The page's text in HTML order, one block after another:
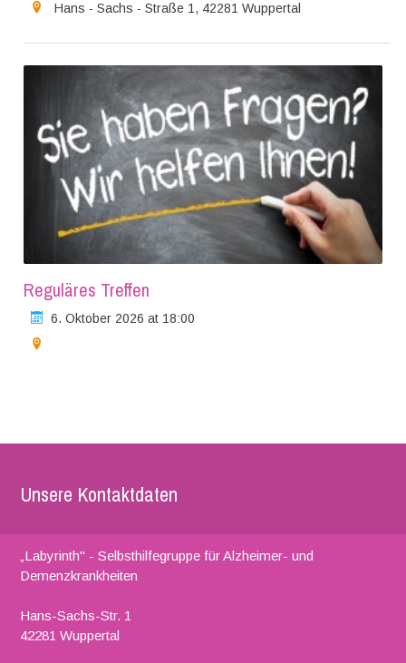
Hans - Sachs - Straße 1, 42281 Wuppertal
Reguläres Treffen
6. Oktober 2026 at 18:00
Unsere Kontaktdaten
„Labyrinth" - Selbsthilfegruppe für Alzheimer- und
Demenzkrankheiten
Hans-Sachs-Str. 1
42281 Wuppertal